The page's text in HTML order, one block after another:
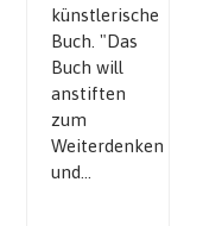
künstlerische
Buch. "Das
Buch will
anstiften
zum
Weiterdenken
und…